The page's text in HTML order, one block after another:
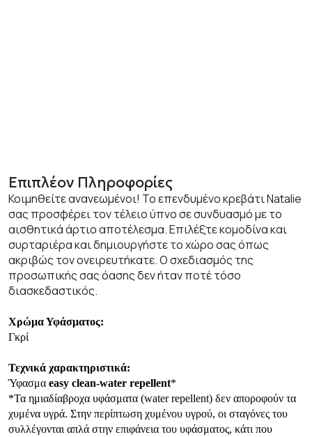
Επιπλέον Πληροφορίες
Κοιμηθείτε ανανεωμένοι! Το επενδυμένο κρεβάτι Natalie
σας προσφέρει τον τέλειο ύπνο σε συνδυασμό με το
αισθητικά άρτιο αποτέλεσμα. Επιλέξτε κομοδίνα και
συρταριέρα και δημιουργήστε το χώρο σας όπως
ακριβώς τον ονειρευτήκατε. Ο σχεδιασμός της
προσωπικής σας όασης δεν ήταν ποτέ τόσο
διασκεδαστικός.
Χρώμα Υφάσματος:
Γκρί
Τεχνικά χαρακτηριστικά:
Ύφασμα easy clean-water repellent*
*Τα ημιαδίαβροχα υφάσματα (water repellent) δεν αποροφούν τα
χυμένα υγρά. Στην περίπτωση χυμένου υγρού, οι σταγόνες του
συλλέγονται απλά στην επιφάνεια του υφάσματος, κάτι που